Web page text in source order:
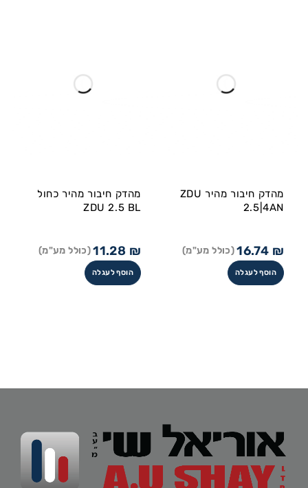
מהדק חיבור מהיר ZDU
2.5|4AN
16.74 ₪ (כולל מע"מ)
הוסף לעגלה
מהדק חיבור מהיר כחול
ZDU 2.5 BL
11.28 ₪ (כולל מע"מ)
הוסף לעגלה